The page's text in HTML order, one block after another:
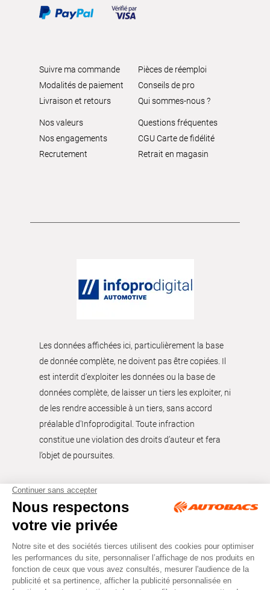
Suivre ma commande
Modalités de paiement
Livraison et retours
Pièces de réemploi
Conseils de pro
Qui sommes-nous ?
Nos valeurs
Nos engagements
Recrutement
Questions fréquentes
CGU Carte de fidélité
Retrait en magasin
Les données affichées ici, particulièrement la base
de donnée complète, ne doivent pas être copiées. Il
est interdit d’exploiter les données ou la base de
données complète, de laisser un tiers les exploiter, ni
de les rendre accessible à un tiers, sans accord
préalable d'Infoprodigital. Toute infraction
constitue une violation des droits d’auteur et fera
l’objet de poursuites.
Tous droits réservés © Autobacs